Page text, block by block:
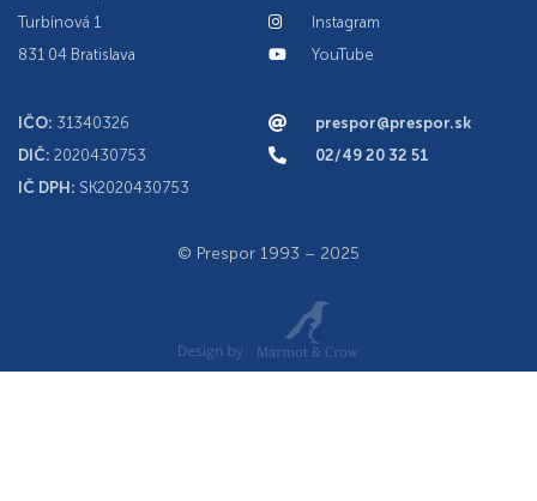
Turbínová 1
831 04 Bratislava
IČO: 31340326
DIČ: 2020430753
IČ DPH: SK2020430753
Instagram
YouTube
prespor@prespor.sk
02/49 20 32 51
© Prespor 1993 – 2025